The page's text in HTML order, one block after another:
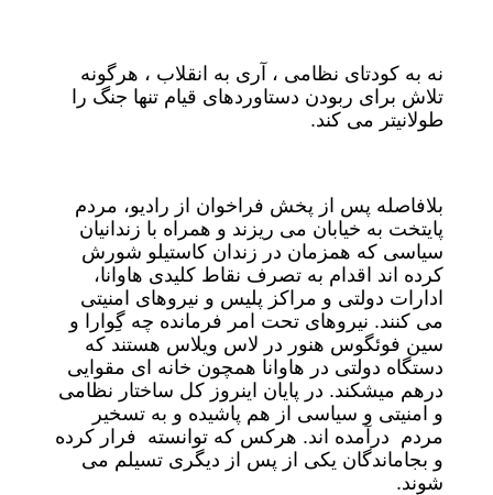
نه به کودتای نظامی ، آری به انقلاب ، هرگونه
تلاش برای ربودن دستاوردهای قیام تنها جنگ را
طولانیتر می کند.
بلافاصله پس از پخش فراخوان از رادیو، مردم
پایتخت به خیابان می ریزند و همراه با زندانیان
سیاسی که همزمان در زندان کاستیلو شورش
کرده اند اقدام به تصرف نقاط کلیدی هاوانا،
ادارات دولتی و مراکز پلیس و نیروهای امنیتی
می کنند. نیروهای تحت امر فرمانده چه گِوارا و
سین فوئگوس هنور در لاس ویلاس هستند که
دستگاه دولتی در هاوانا همچون خانه ای مقوایی
درهم میشکند. در پایان اینروز کل ساختار نظامی
و امنیتی و سیاسی از هم پاشیده و به تسخیر
مردم درآمده اند. هرکس که توانسته فرار کرده
و بجاماندگان یکی از پس از دیگری تسیلم می
شوند.